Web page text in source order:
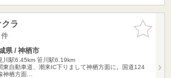
お気に入
りに追加
ラ
県 / 神栖市
川駅6.45km 笹川駅6.19km
東自動車道、潮来IC下りまして神栖方面に。国道124
神栖方面…